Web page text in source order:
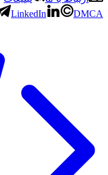
LinkedIn DMCA